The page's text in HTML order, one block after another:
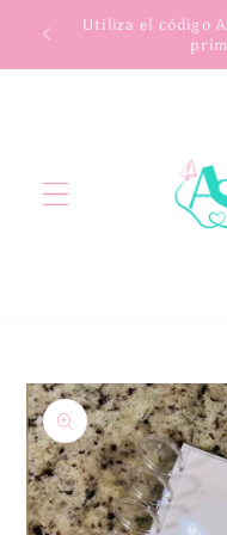
directamente
Utiliza el código
a la
información
del producto